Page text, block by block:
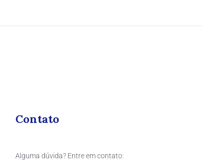
Contato
Alguma dúvida? Entre em contato: